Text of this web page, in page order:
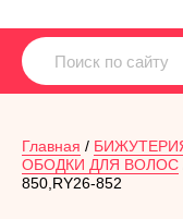
Главная /
ОБОДКИ ДЛЯ ВОЛОС
850,RY26-852